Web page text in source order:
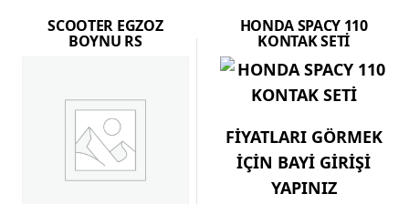
SCOOTER EGZOZ
BOYNU RS
HONDA SPACY 110
KONTAK SETİ
FİYATLARI GÖRMEK
İÇİN BAYİ GİRİŞİ
YAPINIZ